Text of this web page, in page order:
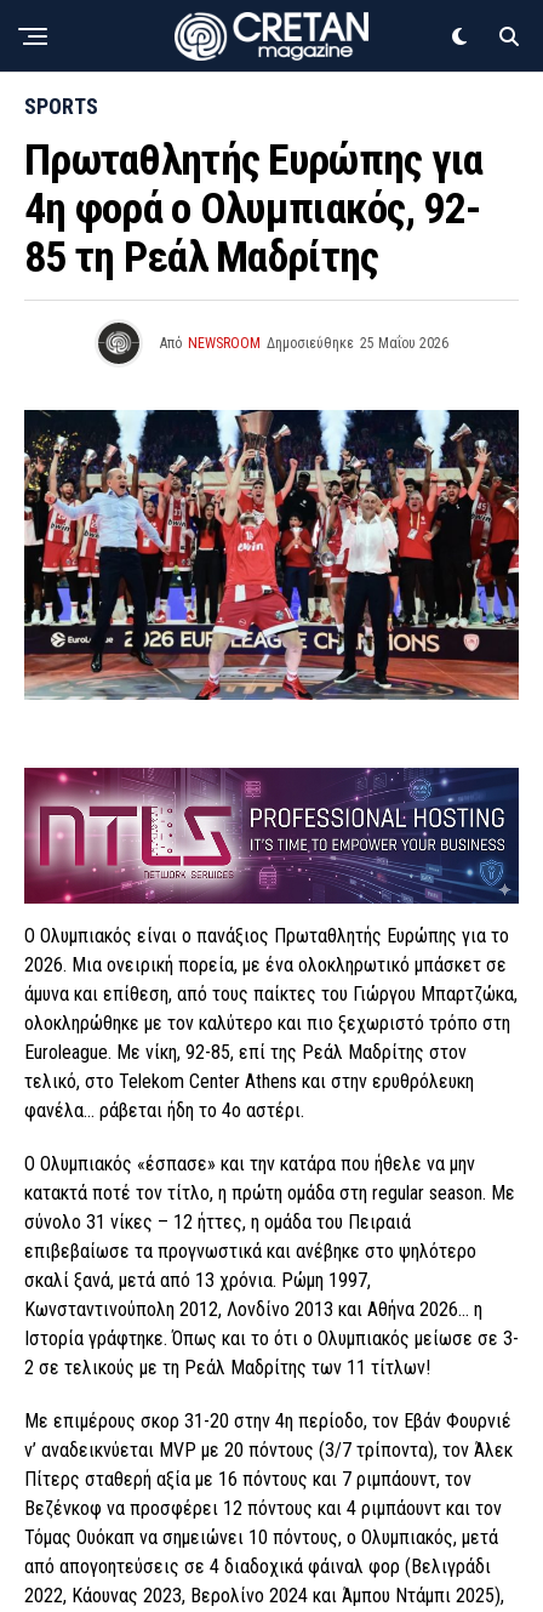
SPORTS
Πρωταθλητής Ευρώπης για
4η φορά ο Ολυμπιακός, 92-
85 τη Ρεάλ Μαδρίτης
Από NEWSROOM Δημοσιεύθηκε 25 Μαΐου 2026
Ο Ολυμπιακός είναι ο πανάξιος Πρωταθλητής Ευρώπης για το
2026. Μια ονειρική πορεία, με ένα ολοκληρωτικό μπάσκετ σε
άμυνα και επίθεση, από τους παίκτες του Γιώργου Μπαρτζώκα,
ολοκληρώθηκε με τον καλύτερο και πιο ξεχωριστό τρόπο στη
Euroleague. Με νίκη, 92-85, επί της Ρεάλ Μαδρίτης στον
τελικό, στο Telekom Center Athens και στην ερυθρόλευκη
φανέλα… ράβεται ήδη το 4ο αστέρι.
Ο Ολυμπιακός «έσπασε» και την κατάρα που ήθελε να μην
κατακτά ποτέ τον τίτλο, η πρώτη ομάδα στη regular season. Με
σύνολο 31 νίκες – 12 ήττες, η ομάδα του Πειραιά
επιβεβαίωσε τα προγνωστικά και ανέβηκε στο ψηλότερο
σκαλί ξανά, μετά από 13 χρόνια. Ρώμη 1997,
Κωνσταντινούπολη 2012, Λονδίνο 2013 και Αθήνα 2026… η
Ιστορία γράφτηκε. Όπως και το ότι ο Ολυμπιακός μείωσε σε 3-
2 σε τελικούς με τη Ρεάλ Μαδρίτης των 11 τίτλων!
Με επιμέρους σκορ 31-20 στην 4η περίοδο, τον Εβάν Φουρνιέ
ν’ αναδεικνύεται MVP με 20 πόντους (3/7 τρίποντα), τον Άλεκ
Πίτερς σταθερή αξία με 16 πόντους και 7 ριμπάουντ, τον
Βεζένκοφ να προσφέρει 12 πόντους και 4 ριμπάουντ και τον
Τόμας Ουόκαπ να σημειώνει 10 πόντους, ο Ολυμπιακός, μετά
από απογοητεύσεις σε 4 διαδοχικά φάιναλ φορ (Βελιγράδι
2022, Κάουνας 2023, Βερολίνο 2024 και Άμπου Ντάμπι 2025),